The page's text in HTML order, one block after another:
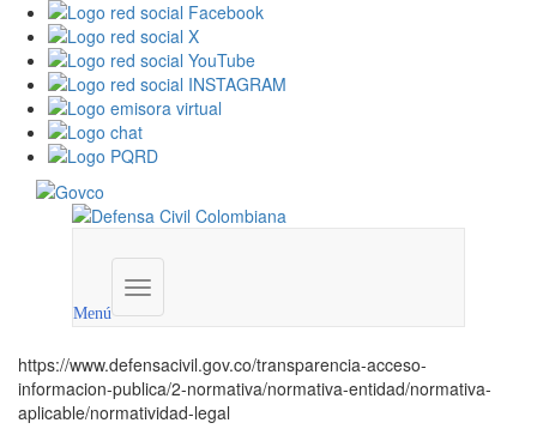
Menú
Menú
institucional
https://www.defensacivil.gov.co/transparencia-acceso-
informacion-publica/2-normativa/normativa-entidad/normativa-
aplicable/normatividad-legal